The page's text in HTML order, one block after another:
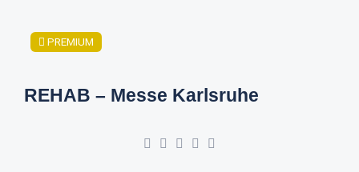
PREMIUM
REHAB – Messe Karlsruhe